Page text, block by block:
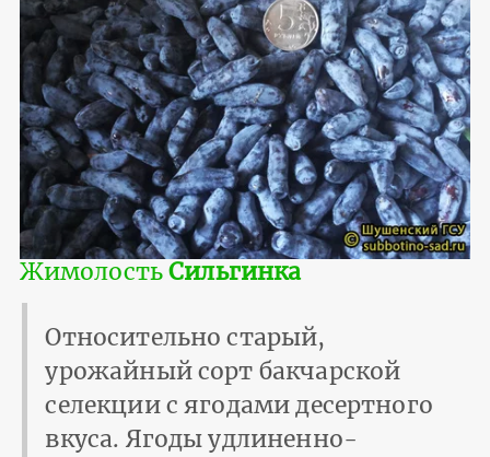
ЖимолостьСильгинка
Относительно старый,
урожайный сорт бакчарской
селекции с ягодами десертного
вкуса. Ягоды удлиненно-